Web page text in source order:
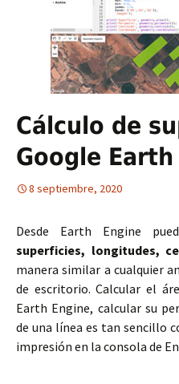
Cálculo de
Google
8 septiembre, 2020
Desde Earth Engine
superficies, longitudes,
manera similar a cualquier
de escritorio. Calcular el
Earth Engine, calcular su
de una línea es tan sencillo
impresión en la consola de